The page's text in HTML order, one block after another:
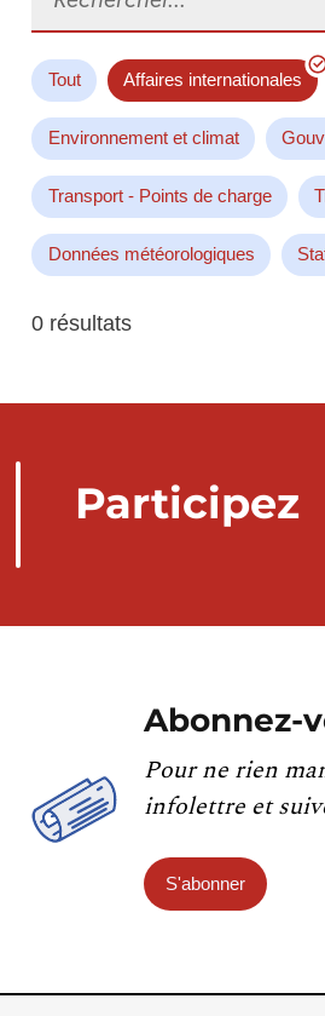
Tout Affaires internationales
Environnement et climat
Transport - Points de charge
Données météorologiques
0 résultats
Participez
Abonnez-
Pour ne rien
infolettre et
S'abonner